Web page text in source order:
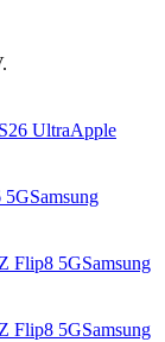
UltraApple
5GSamsung
Flip8 5GSamsung
Flip8 5GSamsung